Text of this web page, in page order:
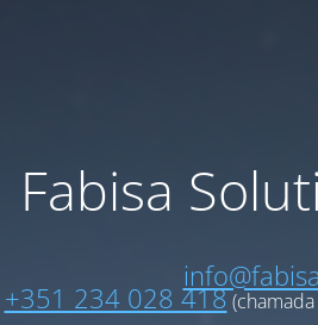
Fabisa
+351 234 028 418